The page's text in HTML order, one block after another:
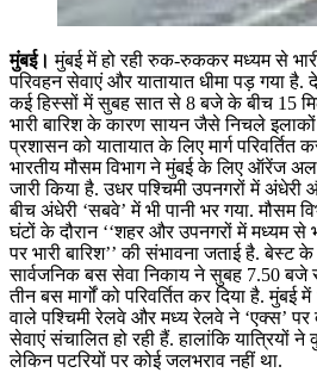
मुंबई। मुंबई में हो रही रुक-रुककर मध्यम से
परिवहन सेवाएं और यातायात धीमा पड़ गया है.
कई हिस्सों में सुबह सात से 8 बजे के बीच 15
भारी बारिश के कारण सायन जैसे निचले
प्रशासन को यातायात के लिए मार्ग परिवर्तित
भारतीय मौसम विभाग ने मुंबई के लिए ऑरेंज
जारी किया है. उधर पश्चिमी उपनगरों में
बीच अंधेरी ‘सबवे’ में भी पानी भर गया. मौसम
घंटों के दौरान ‘‘शहर और उपनगरों में मध्यम से
पर भारी बारिश’’ की संभावना जताई है. बेस्ट
सार्वजनिक बस सेवा निकाय ने सुबह 7.50
तीन बस मार्गों को परिवर्तित कर दिया है.
वाले पश्चिमी रेलवे और मध्य रेलवे ने ‘एक्स’ पर
सेवाएं संचालित हो रही हैं. हालांकि यात्रियों
लेकिन पटरियों पर कोई जलभराव नहीं था.